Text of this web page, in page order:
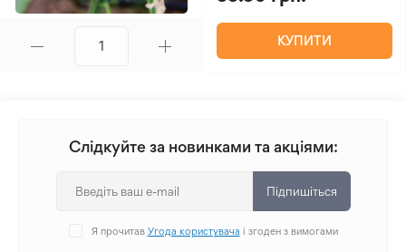
КУПИТИ
Слідкуйте за новинками та акціями:
Підпишіться
Я прочитав Угода користувача і згоден з вимогами